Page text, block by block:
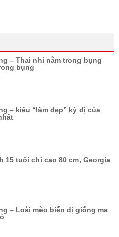
– Thai nhi nằm trong bụng
bụng
– kiểu “làm đẹp” kỳ dị của
15 tuổi chỉ cao 80 cm, Georgia
– Loài mèo biến dị giống ma